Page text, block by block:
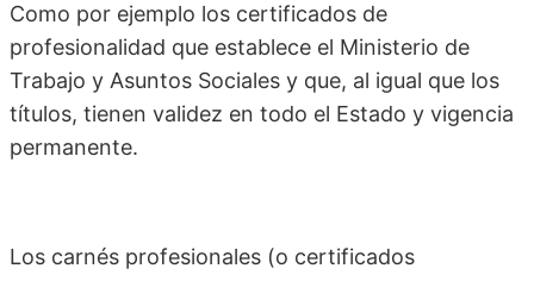
Como por ejemplo los certificados de
profesionalidad que establece el Ministerio de
Trabajo y Asuntos Sociales y que, al igual que los
títulos, tienen validez en todo el Estado y vigencia
permanente.
Los carnés profesionales (o certificados